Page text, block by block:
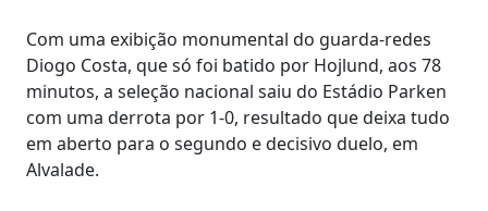
Com uma exibição monumental do guarda-redes
Diogo Costa, que só foi batido por Hojlund, aos 78
minutos, a seleção nacional saiu do Estádio Parken
com uma derrota por 1-0, resultado que deixa tudo
em aberto para o segundo e decisivo duelo, em
Alvalade.